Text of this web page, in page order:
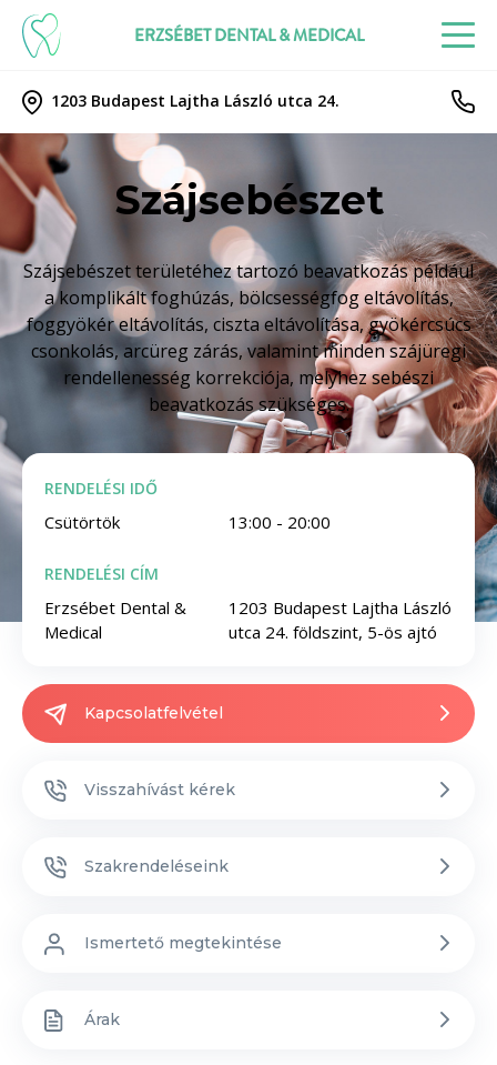
ERZSÉBET DENTAL & MEDICAL
1203 Budapest Lajtha László utca 24.
Szájsebészet
Szájsebészet területéhez tartozó beavatkozás például
a komplikált foghúzás, bölcsességfog eltávolítás,
foggyökér eltávolítás, ciszta eltávolítása, gyökércsúcs
csonkolás, arcüreg zárás, valamint minden szájüregi
rendellenesség korrekciója, melyhez sebészi
beavatkozás szükséges.
RENDELÉSI IDŐ
Csütörtök 13:00 - 20:00
RENDELÉSI CÍM
Erzsébet Dental &
Medical
1203 Budapest Lajtha László
utca 24. földszint, 5-ös ajtó
Kapcsolatfelvétel
Visszahívást kérek
Szakrendeléseink
Ismertető megtekintése
Árak